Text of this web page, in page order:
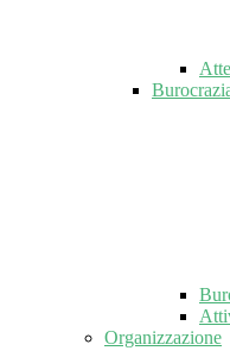
Organizzazione